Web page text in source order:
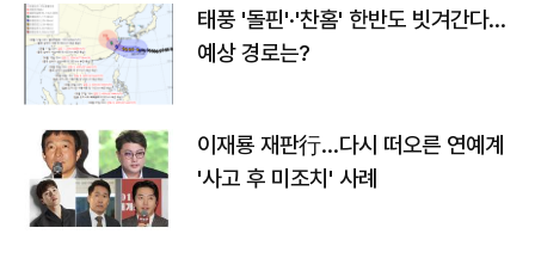
태풍 '돌핀'·'찬홈' 한반도 빗겨간다…
예상 경로는?
이재룡 재판行…다시 떠오른 연예계
'사고 후 미조치' 사례